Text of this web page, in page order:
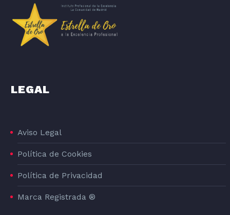
LEGAL
Aviso Legal
Política de Cookies
Política de Privacidad
Marca Registrada ®